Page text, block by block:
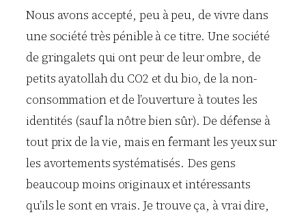
Nous avons accepté, peu à peu, de vivre dans
une société très pénible à ce titre. Une société
de gringalets qui ont peur de leur ombre, de
petits ayatollah du CO2 et du bio, de la non-
consommation et de l’ouverture à toutes les
identités (sauf la nôtre bien sûr). De défense à
tout prix de la vie, mais en fermant les yeux sur
les avortements systématisés. Des gens
beaucoup moins originaux et intéressants
qu’ils le sont en vrais. Je trouve ça, à vrai dire,